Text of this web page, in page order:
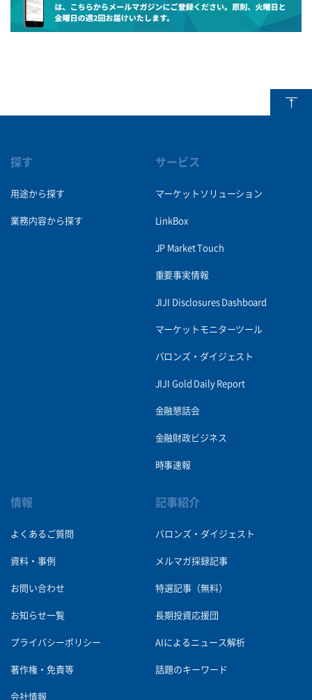
探す
用途から探す
業務内容から探す
サービス
マーケットソリューション
LinkBox
JP Market Touch
重要事実情報
JIJI Disclosures Dashboard
マーケットモニターツール
バロンズ・ダイジェスト
JIJI Gold Daily Report
金融懇話会
金融財政ビジネス
時事速報
情報
よくあるご質問
資料・事例
お問い合わせ
お知らせ一覧
プライバシーポリシー
著作権・免責等
会社情報
記事紹介
バロンズ・ダイジェスト
メルマガ採録記事
特選記事（無料）
長期投資応援団
AIによるニュース解析
話題のキーワード